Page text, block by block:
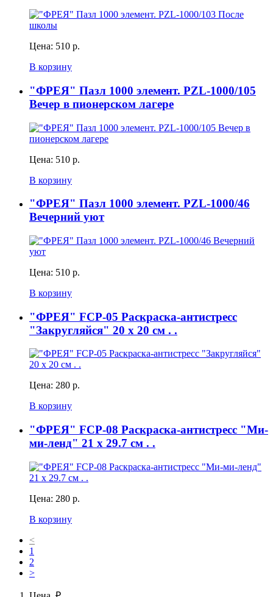
Цена: 510 р.
В корзину
"ФРЕЯ" Пазл 1000 элемент. PZL-1000/105
Вечер в пионерском лагере
Цена: 510 р.
В корзину
"ФРЕЯ" Пазл 1000 элемент. PZL-1000/46
Вечерний уют
Цена: 510 р.
В корзину
"ФРЕЯ" FCP-05 Раскраска-антистресс
"Закругляйся" 20 х 20 см . .
Цена: 280 р.
В корзину
"ФРЕЯ" FCP-08 Раскраска-антистресс "Ми-
ми-ленд" 21 x 29.7 см . .
Цена: 280 р.
В корзину
<
1
2
>